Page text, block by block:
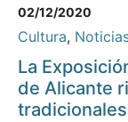
02/12/2020
Cultura,
La
de Alicante